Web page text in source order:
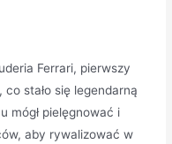
Ferrari, pierwszy
stało się legendarną
mógł pielęgnować i
aby rywalizować w